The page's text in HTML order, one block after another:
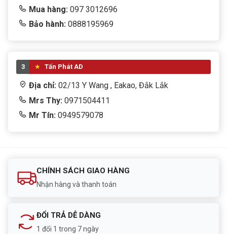
Lắp Camera Cho Cửa Hàng
Giám sát:
Khu vực bán hàng.
Khách ra vào.
Nhân viên làm việc.
Lắp Camera Cho Văn Phòng
Giám sát nhân viên.
Vì Sao Nên Chọn Camera Dahua?
Mua hàng: 097 3012696
Bảo hành: 0888195969
3 Tấn Phát AD
Địa chỉ: 02/13 Y Wang , Eakao, Đắk Lắk
Mrs Thy: 0971504411
Mr Tín: 0949579078
CHÍNH SÁCH GIAO HÀNG
Nhận hàng và thanh toán
ĐỔI TRẢ DỄ DÀNG
1 đổi 1 trong 7 ngày